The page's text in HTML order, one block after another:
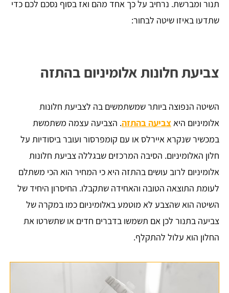
תנור ומברשת. נרחיב על כך אחד מהם ואז בסוף נסכם לכם כדי
שתדעו באיזו שיטה לבחור:
צביעת חלונות אלומיניום בהתזה
השיטה הנפוצה ביותר שמשתמשים בה לצביעת חלונות
אלומיניום היאצביעה בהתזה. הצביעה עצמה משתמשת
במכשיר שנקרא איירלס או עם קומפרסור ועובר ביסודיות על
חלון האלומיניום. הסיבה המרכזים שבגללה צביעת חלונות
אלומיניום לרוב עושים בהתזה היא כי המחיר הוא הכי משתלם
לעומת התוצאה הטובה והאחידה שתקבלו. החיסרון היחיד של
השיטה הוא שהצבע לא מוטמע באלומיניום כמו במקרה של
צביעה בתנור לכן אם תשמשו בדברים חדים או שתשרטו את
החלון הוא עלול להתקלף.